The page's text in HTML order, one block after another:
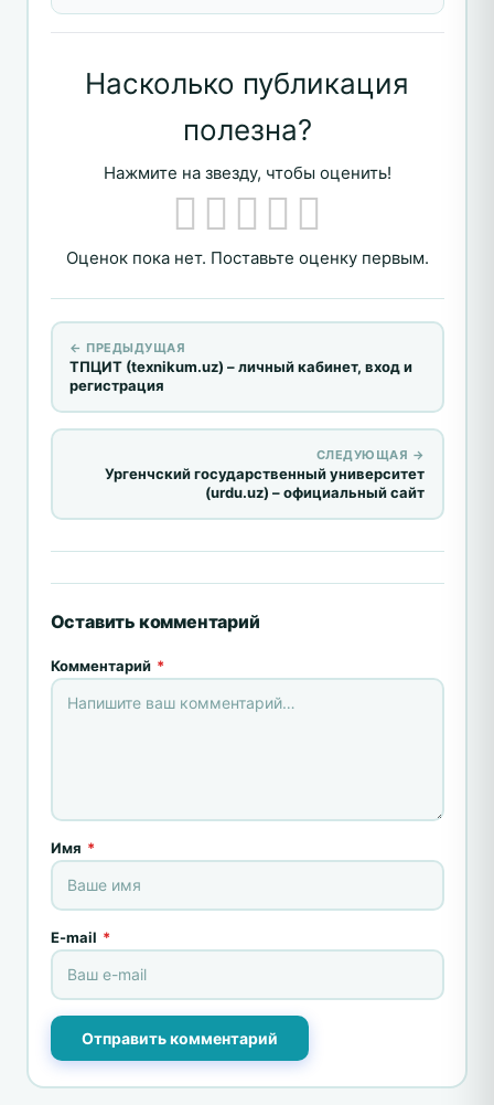
Насколько публикация
полезна?
Нажмите на звезду, чтобы оценить!
Оценок пока нет. Поставьте оценку первым.
← ПРЕДЫДУЩАЯ
ТПЦИТ (texnikum.uz) – личный кабинет, вход и
регистрация
СЛЕДУЮЩАЯ →
Ургенчский государственный университет
(urdu.uz) – официальный сайт
Оставить комментарий
Комментарий *
Имя *
E-mail *
Отправить комментарий